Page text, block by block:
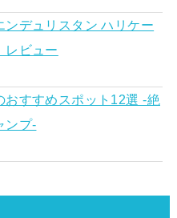
ンデュリスタン ハリケー
レビュー
おすすめスポット12選 -絶
ンプ-